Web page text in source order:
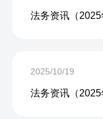
法务资讯（2025
2025/10/19
法务资讯（2025